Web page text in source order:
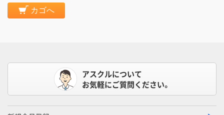
カゴへ
アスクルについて
お気軽にご質問ください。